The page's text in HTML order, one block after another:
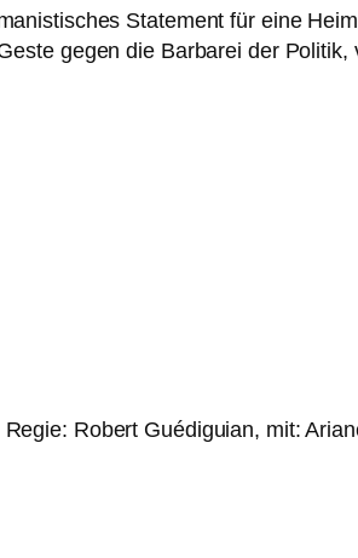
Statement für eine
gegen die Barbarei der
Robert Guédiguian, mit: